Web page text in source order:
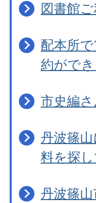
図書館
配本所
約ができ
市史編
丹波篠
料を探
丹波篠